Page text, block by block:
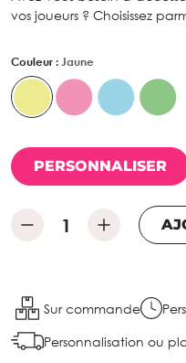
vos joueurs ? Choisissez
Couleur : Jaune
PERSONNALISER
Sur commande
Personnalisation ou